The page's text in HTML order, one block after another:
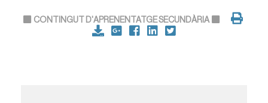
CONTINGUT D'APRENENTATGE SECUNDÀRIA